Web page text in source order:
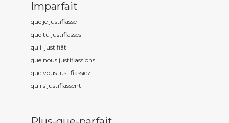
Imparfait
que je justifiasse
que tu justifiasses
qu'il justifiât
que nous justifiassions
que vous justifiassiez
qu'ils justifiassent